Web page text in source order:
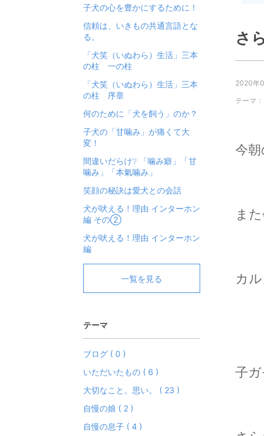
さ
2020年
テーマ：
今朝
ま
カ
子ガ
子犬の心を豊かにするために！
信頼は、いきもの共通言語とな
る。
「犬笑（いぬわら）生活」三本
の柱 一の柱
「犬笑（いぬわら）生活」三本
の柱 序章
何のために「犬を飼う」のか？
子犬の「甘噛み」が痛くて大
変！
間違いだらけ❔ 「噛み癖」「甘
噛み」「本氣噛み」
笑顔の秘訣は愛犬との会話
犬が吠える！理由 インターホン
編 その②
犬が吠える！理由 インターホン
編
一覧を見る
テーマ
ブログ ( 0 )
いただいたもの ( 6 )
大切なこと。思い。 ( 23 )
自慢の娘 ( 2 )
自慢の息子 ( 4 )